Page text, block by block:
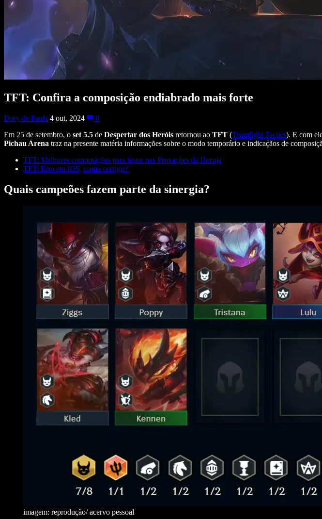
TFT: Confira a composição endiabrado mais forte
Dory de Paula 4 out, 2024
0
Em 25 de setembro, o set 5.5 de Despertar dos Heróis retornou ao TFT (Teamfight Tactics). E com
Pichau Arena traz na presente matéria informações sobre o modo temporário e indicaçãos de
TFT: Melhores composições para testar nas Provações da Horuja
TFT: Erro em IOS, como corrigir?
Quais campeões fazem parte da sinergia?
imagem: reprodução/ acervo pessoal